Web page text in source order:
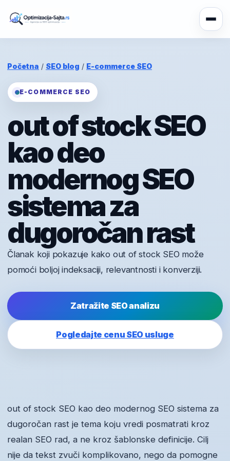
Početna / SEO blog / E-commerce SEO
E-COMMERCE SEO
out of stock SEO
kao deo
modernog SEO
sistema za
dugoročan rast
Članak koji pokazuje kako out of stock SEO može
pomoći boljoj indeksaciji, relevantnosti i konverziji.
Zatražite SEO analizu
Pogledajte cenu SEO usluge
out of stock SEO kao deo modernog SEO sistema za
dugoročan rast je tema koju vredi posmatrati kroz
realan SEO rad, a ne kroz šablonske definicije. Cilj
nije da tekst zvuči komplikovano, nego da pomogne